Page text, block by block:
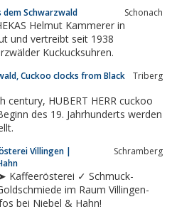
dem Schwarzwald Schonach
Helmut Kammerer in
und vertreibt seit 1938
Kuckucksuhren.
Cuckoo clocks from Black
Triberg
HERR cuckoo
Villingen |
Schramberg
➤ Kaffeerösterei ✓ Schmuck-
im Raum Villingen-
bei Niebel & Hahn!